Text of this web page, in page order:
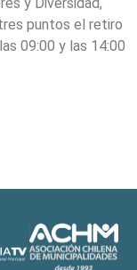
puntos el retiro
09:00 y las 14:00